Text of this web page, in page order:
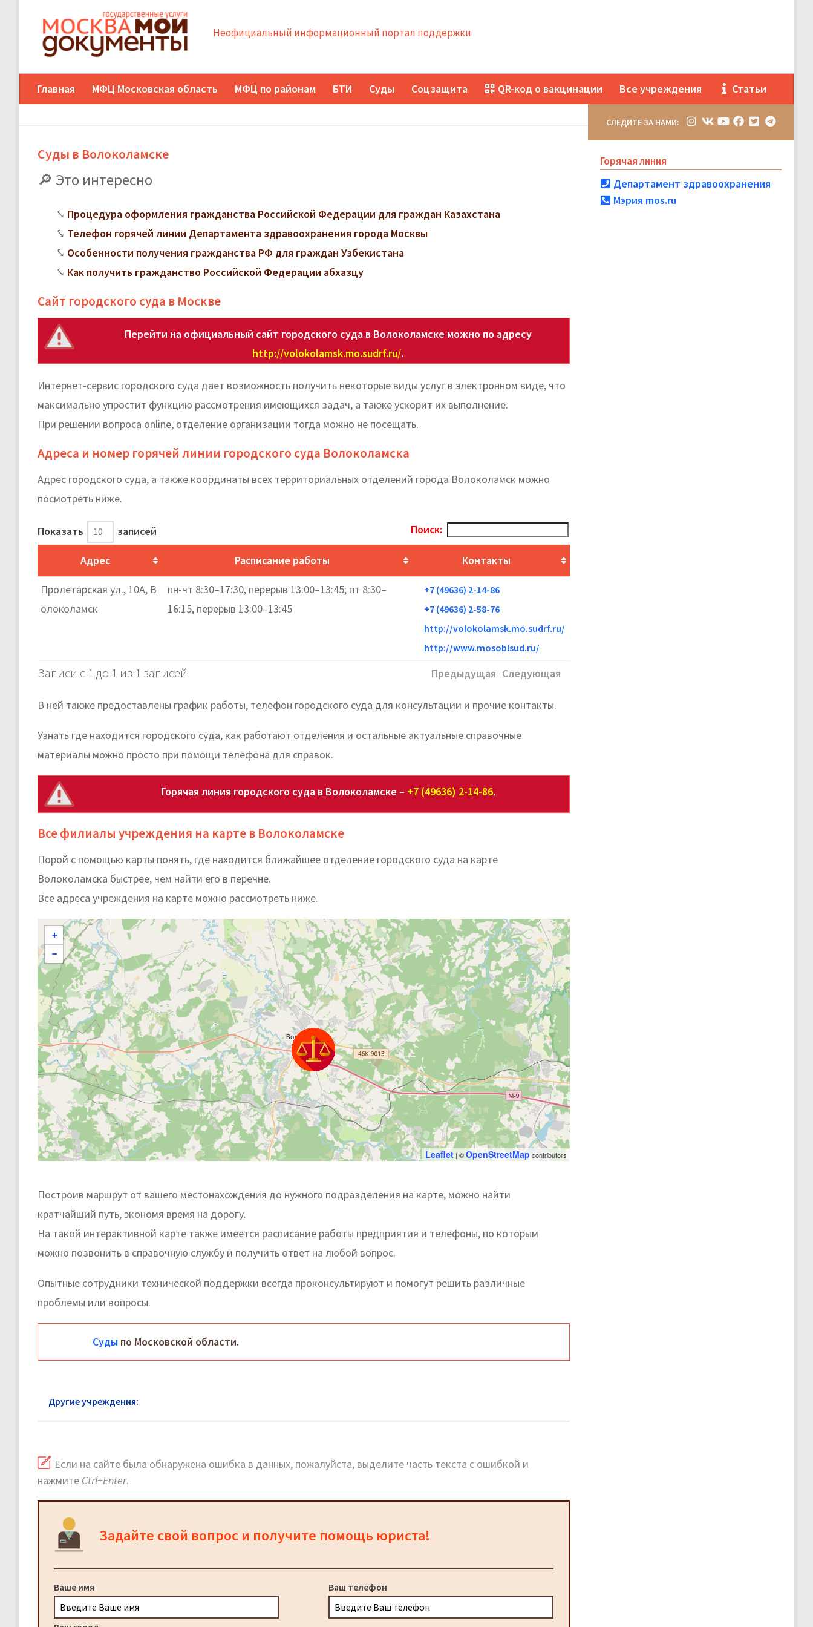
Неофициальный информационный портал поддержки
Главная МФЦ Московская область МФЦ по районам БТИ Суды Соцзащита QR-код о вакцинации Все учреждения Статьи
Суды в Волоколамске
Это интересно
Процедура оформления гражданства Российской Федерации для граждан Казахстана
Телефон горячей линии Департамента здравоохранения города Москвы
Особенности получения гражданства РФ для граждан Узбекистана
Как получить гражданство Российской Федерации абхазцу
Сайт городского суда в Москве
Перейти на официальный сайт городского суда в Волоколамске можно по адресу
http://volokolamsk.mo.sudrf.ru/.
Интернет-сервис городского суда дает возможность получить некоторые виды услуг в электронном виде, что
максимально упростит функцию рассмотрения имеющихся задач, а также ускорит их выполнение.
При решении вопроса online, отделение организации тогда можно не посещать.
Адреса и номер горячей линии городского суда Волоколамска
Адрес городского суда, а также координаты всех территориальных отделений города Волоколамск можно
посмотреть ниже.
Показать записей Поиск:
Адрес Расписание работы Контакты
Пролетарская ул., 10А, В
олоколамск
пн-чт 8:30–17:30, перерыв 13:00–13:45; пт 8:30–
16:15, перерыв 13:00–13:45
+7 (49636) 2-14-86
+7 (49636) 2-58-76
http://volokolamsk.mo.sudrf.ru/
http://www.mosoblsud.ru/
Записи с 1 до 1 из 1 записей Предыдущая Следующая
В ней также предоставлены график работы, телефон городского суда для консультации и прочие контакты.
Узнать где находится городского суда, как работают отделения и остальные актуальные справочные
материалы можно просто при помощи телефона для справок.
Горячая линия городского суда в Волоколамске – +7 (49636) 2-14-86.
Все филиалы учреждения на карте в Волоколамске
Порой с помощью карты понять, где находится ближайшее отделение городского суда на карте
Волоколамска быстрее, чем найти его в перечне.
Все адреса учреждения на карте можно рассмотреть ниже.
+
−
Leaflet | ©OpenStreetMap contributors
Построив маршрут от вашего местонахождения до нужного подразделения на карте, можно найти
кратчайший путь, экономя время на дорогу.
На такой интерактивной карте также имеется расписание работы предприятия и телефоны, по которым
можно позвонить в справочную службу и получить ответ на любой вопрос.
Опытные сотрудники технической поддержки всегда проконсультируют и помогут решить различные
проблемы или вопросы.
Суды по Московской области.
Другие учреждения:
Если на сайте была обнаружена ошибка в данных, пожалуйста, выделите часть текста с ошибкой и
нажмите Ctrl+Enter.
Задайте свой вопрос и получите помощь юриста!
Ваше имя Ваш телефон
СЛЕДИТЕ ЗА НАМИ:
Горячая линия
Департамент здравоохранения
Мэрия mos.ru